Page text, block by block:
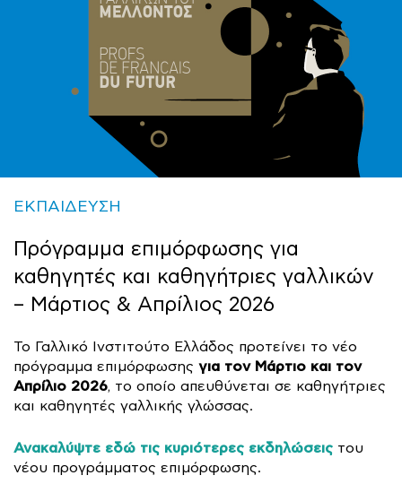
ΕΚΠΑΙΔΕΥΣΗ
Πρόγραμμα επιμόρφωσης για
καθηγητές και καθηγήτριες γαλλικών
– Μάρτιος & Απρίλιος 2026
Το Γαλλικό Ινστιτούτο Ελλάδος προτείνει το νέο
πρόγραμμα επιμόρφωσης για τον Μάρτιο και τον
Απρίλιο 2026, το οποίο απευθύνεται σε καθηγήτριες
και καθηγητές γαλλικής γλώσσας.
Ανακαλύψτε εδώ τις κυριότερες εκδηλώσεις του
νέου προγράμματος επιμόρφωσης.